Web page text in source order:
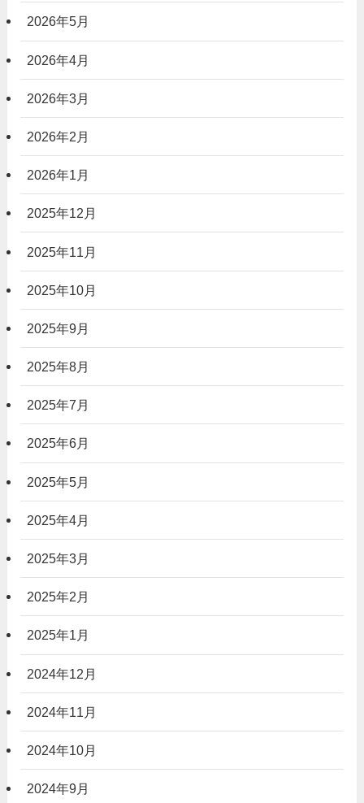
2026年5月
2026年4月
2026年3月
2026年2月
2026年1月
2025年12月
2025年11月
2025年10月
2025年9月
2025年8月
2025年7月
2025年6月
2025年5月
2025年4月
2025年3月
2025年2月
2025年1月
2024年12月
2024年11月
2024年10月
2024年9月